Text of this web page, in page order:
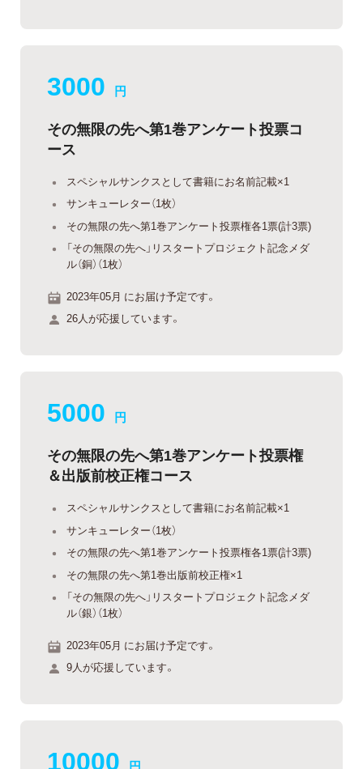
3000 円
その無限の先へ第1巻アンケート投票コ
ース
スペシャルサンクスとして書籍にお名前記載×1
サンキューレター（1枚）
その無限の先へ第1巻アンケート投票権各1票(計3票)
「その無限の先へ」リスタートプロジェクト記念メダ
ル（銅）（1枚）
2023年05月 にお届け予定です。
26人が応援しています。
5000 円
その無限の先へ第1巻アンケート投票権
＆出版前校正権コース
スペシャルサンクスとして書籍にお名前記載×1
サンキューレター（1枚）
その無限の先へ第1巻アンケート投票権各1票(計3票)
その無限の先へ第1巻出版前校正権×1
「その無限の先へ」リスタートプロジェクト記念メダ
ル（銀）（1枚）
2023年05月 にお届け予定です。
9人が応援しています。
10000